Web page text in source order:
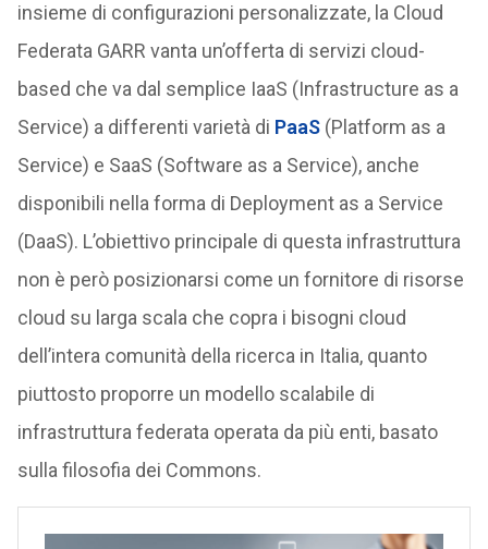
insieme di configurazioni personalizzate, la Cloud
Federata GARR vanta un’offerta di servizi cloud-
based che va dal semplice IaaS (Infrastructure as a
Service) a differenti varietà di PaaS(Platform as a
Service) e SaaS (Software as a Service), anche
disponibili nella forma di Deployment as a Service
(DaaS). L’obiettivo principale di questa infrastruttura
non è però posizionarsi come un fornitore di risorse
cloud su larga scala che copra i bisogni cloud
dell’intera comunità della ricerca in Italia, quanto
piuttosto proporre un modello scalabile di
infrastruttura federata operata da più enti, basato
sulla filosofia dei Commons.